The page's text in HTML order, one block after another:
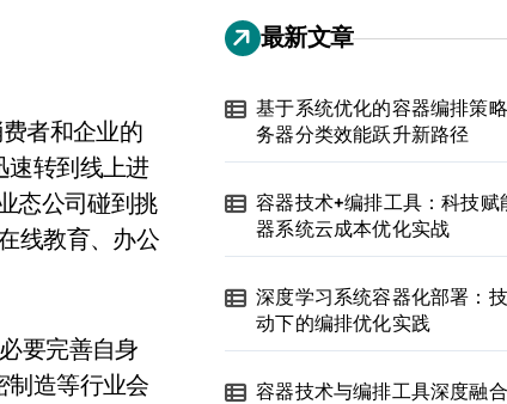
速转到线上进
态公司碰到挑
线教育、办公
要完善自身
制造等行业会
最新文章
基于系统优化的容器编排策
务器分类效能跃升新路径
容器技术+编排工具：科技赋
器系统云成本优化实战
深度学习系统容器化部署：
动下的编排优化实践
容器技术与编排工具深度融